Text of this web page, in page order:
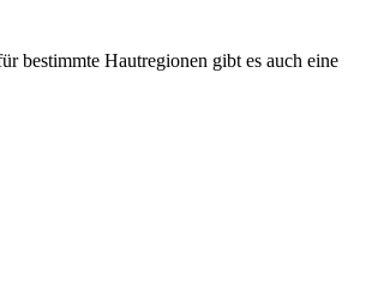
bestimmte Hautregionen gibt es auch eine